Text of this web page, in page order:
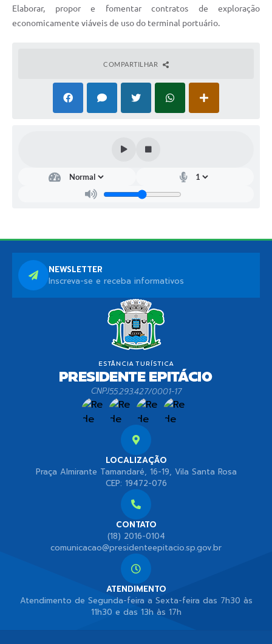
Elaborar, propor e fomentar contratos de exploração
economicamente viáveis de uso do terminal portuário.
COMPARTILHAR
LOCALIZAÇÃO
Praça Almirante Tamandaré, 16-19, Vila Santa Rosa
CEP: 19472-076
CONTATO
(18) 2016-0104
comunicacao@presidenteepitacio.sp.gov.br
ATENDIMENTO
Atendimento de Segunda-feira a Sexta-feira das 7h30 às
11h30 e das 13h às 17h
CNPJ55.293.427/0001-17
NEWSLETTER
Inscreva-se e receba informativos